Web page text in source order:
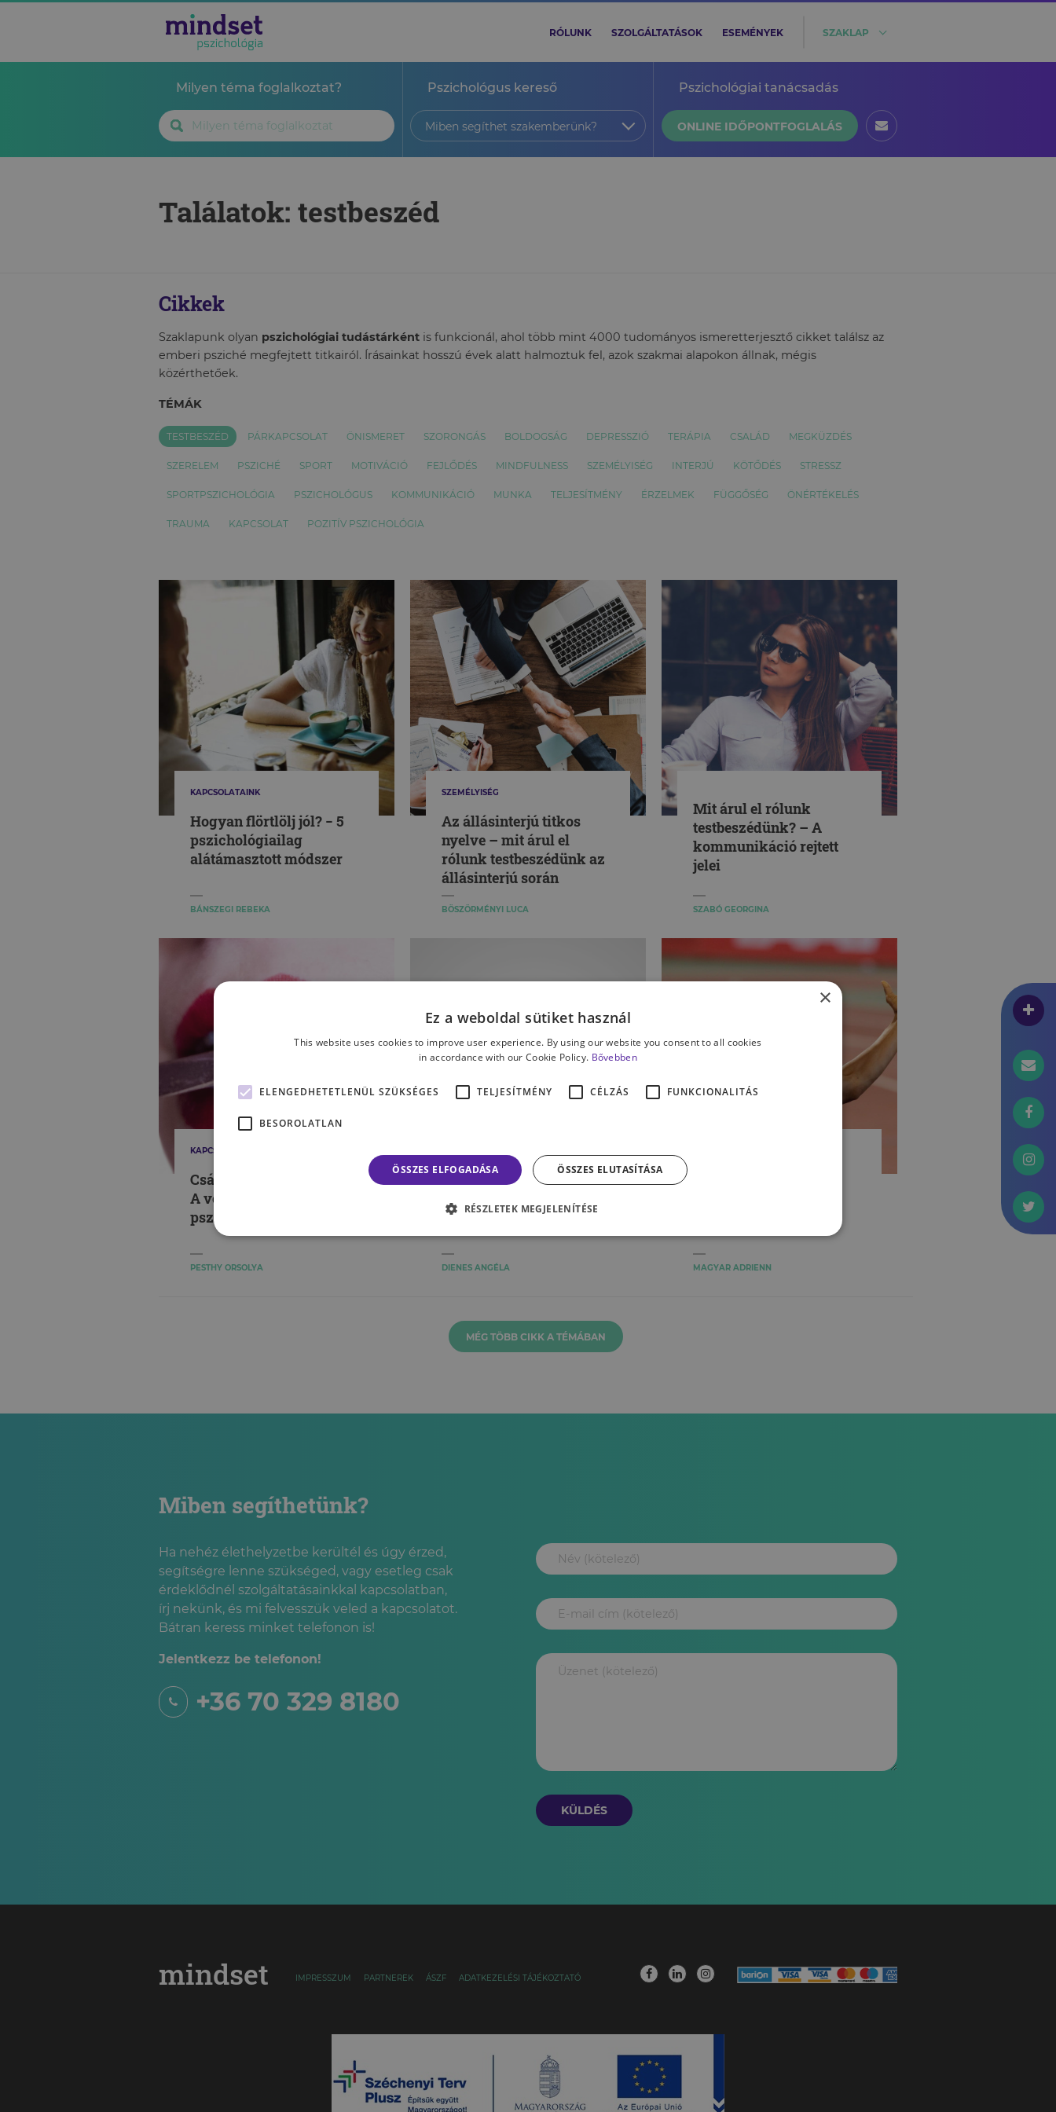
RÓLUNK SZOLGÁLTATÁSOK ESEMÉNYEK SZAKLAP
Milyen téma foglalkoztat? Pszichológus kereső
Miben segíthet szakemberünk?
Pszichológiai tanácsadás
ONLINE IDŐPONTFOGLALÁS
Találatok: testbeszéd
Cikkek
Szaklapunk olyan pszichológiai tudástárként is funkcionál, ahol több mint 4000 tudományos ismeretterjesztő cikket találsz az
emberi psziché megfejtett titkairól. Írásainkat hosszú évek alatt halmoztuk fel, azok szakmai alapokon állnak, mégis
közérthetőek.
TÉMÁK
TESTBESZÉD PÁRKAPCSOLAT ÖNISMERET SZORONGÁS BOLDOGSÁG DEPRESSZIÓ TERÁPIA CSALÁD MEGKÜZDÉS
SZERELEM PSZICHÉ SPORT MOTIVÁCIÓ FEJLŐDÉS MINDFULNESS SZEMÉLYISÉG INTERJÚ KÖTŐDÉS STRESSZ
SPORTPSZICHOLÓGIA PSZICHOLÓGUS KOMMUNIKÁCIÓ MUNKA TELJESÍTMÉNY ÉRZELMEK FÜGGŐSÉG ÖNÉRTÉKELÉS
TRAUMA KAPCSOLAT POZITÍV PSZICHOLÓGIA
KAPCSOLATAINK
Hogyan flörtlölj jól? − 5
pszichológiailag
alátámasztott módszer
BÁNSZEGI REBEKA
SZEMÉLYISÉG
Az állásinterjú titkos
nyelve – mit árul el
rólunk testbeszédünk az
állásinterjú során
BÖSZÖRMÉNYI LUCA
Mit árul el rólunk
testbeszédünk? – A
kommunikáció rejtett
jelei
SZABÓ GEORGINA
KAPCSOLATAINK
Csábíts tudományosan! –
A vonzalomkeltés
pszichológiája
PESTHY ORSOLYA
„Én kellek!” – workshop
indul párkeresőknek!
DIENES ANGÉLA MAGYAR ADRIENN
MÉG TÖBB CIKK A TÉMÁBAN
Miben segíthetünk?
Ha nehéz élethelyzetbe kerültél és úgy érzed,
segítségre lenne szükséged, vagy esetleg csak
érdeklődnél szolgáltatásainkkal kapcsolatban,
írj nekünk, és mi felvesszük veled a kapcsolatot.
Bátran keress minket telefonon is!
Jelentkezz be telefonon!
+36 70 329 8180
KÜLDÉS
mindset IMPRESSZUM PARTNEREK ÁSZF ADATKEZELÉSI TÁJÉKOZTATÓ
×
Ez a weboldal sütiket használ
This website uses cookies to improve user experience. By using our website you consent to all cookies
in accordance with our Cookie Policy. Bővebben
ELENGEDHETETLENÜL SZÜKSÉGES TELJESÍTMÉNY CÉLZÁS FUNKCIONALITÁS
BESOROLATLAN
ÖSSZES ELFOGADÁSA ÖSSZES ELUTASÍTÁSA
RÉSZLETEK MEGJELENÍTÉSE